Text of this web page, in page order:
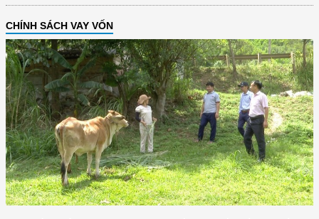
CHÍNH SÁCH VAY VỐN